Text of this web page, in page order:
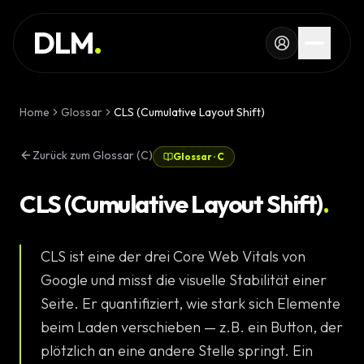
Skip to main content
DLM.
DIENSTLEISTUNG
REFERENZEN
WISSEN
GLOSSAR
MAGAZIN
KONFIGURATOR
RECHNER
PROJEKT
STARTEN
AI
Premium
Komplexe
Home Glossar CLS (Cumulative Layout Shift)
Zurück zum Glossar (C) Glossar· C
CLS (Cumulative Layout Shift).
CLS ist eine der drei Core Web Vitals von
Google und misst die visuelle Stabilität einer
Seite. Er quantifiziert, wie stark sich Elemente
beim Laden verschieben — z.B. ein Button, der
plötzlich an eine andere Stelle springt. Ein